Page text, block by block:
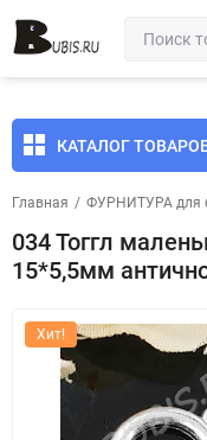
КАТАЛОГ
Главная / ФУРНИТУРА для
034 Тоггл
15*5,5мм
Хит!